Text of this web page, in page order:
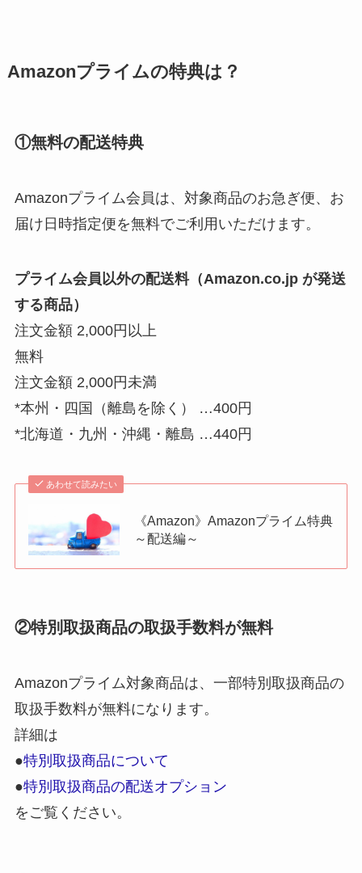
Amazonプライムの特典は？
①無料の配送特典
Amazonプライム会員は、対象商品のお急ぎ便、お
届け日時指定便を無料でご利用いただけます。
プライム会員以外の配送料（Amazon.co.jp が発送
する商品）
注文金額 2,000円以上
無料
注文金額 2,000円未満
*本州・四国（離島を除く） …400円
*北海道・九州・沖縄・離島 …440円
あわせて読みたい
《Amazon》Amazonプライム特典
～配送編～
②特別取扱商品の取扱手数料が無料
Amazonプライム対象商品は、一部特別取扱商品の
取扱手数料が無料になります。
詳細は
●特別取扱商品について
●特別取扱商品の配送オプション
をご覧ください。